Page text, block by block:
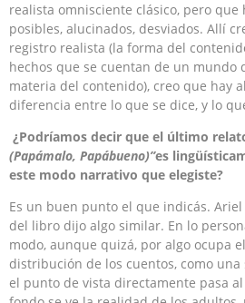
realista omnisciente clásico, pero que
posibles, alucinados, desviados. Allí
registro realista (la forma del
hechos que se cuentan de un mundo
materia del contenido), creo que hay
diferencia entre lo que se dice, y lo
¿Podríamos decir que el último
(Papámalo, Papábueno)”es
este modo narrativo que elegiste?
Es un buen punto el que indicás.
del libro dijo algo similar. En lo
modo, aunque quizá, por algo ocupa
distribución de los cuentos, como
el punto de vista directamente pasa